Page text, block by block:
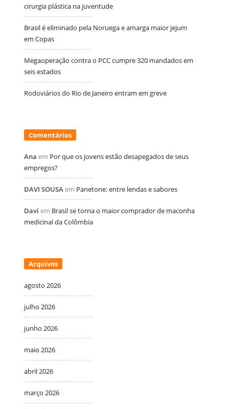
cirurgia plástica na juventude
Brasil é eliminado pela Noruega e amarga maior jejum
em Copas
Megaoperação contra o PCC cumpre 320 mandados em
seis estados
Rodoviários do Rio de Janeiro entram em greve
Comentários
Ana em Por que os jovens estão desapegados de seus
empregos?
DAVI SOUSAem Panetone: entre lendas e sabores
Davi em Brasil se torna o maior comprador de maconha
medicinal da Colômbia
Arquivos
agosto 2026
julho 2026
junho 2026
maio 2026
abril 2026
março 2026